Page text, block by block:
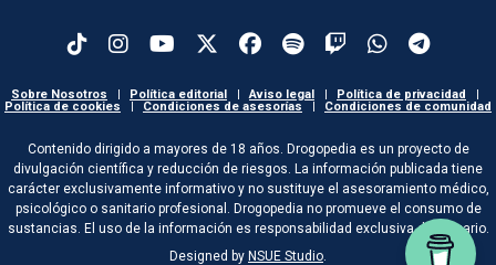
Sobre Nosotros Política editorial Aviso legal Política de privacidad
Política de cookies
Condiciones de asesorías Condiciones de comunidad
Contenido dirigido a mayores de 18 años. Drogopedia es un proyecto de
divulgación científica y reducción de riesgos. La información publicada tiene
carácter exclusivamente informativo y no sustituye el asesoramiento médico,
psicológico o sanitario profesional. Drogopedia no promueve el consumo de
sustancias. El uso de la información es responsabilidad exclusiva del usuario.
Designed by NSUE Studio.